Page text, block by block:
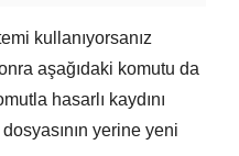
kullanıyorsanız
aşağıdaki komutu da
hasarlı kaydını
dosyasının yerine yeni